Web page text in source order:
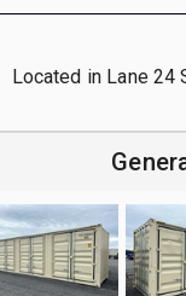
Located in Lane 24